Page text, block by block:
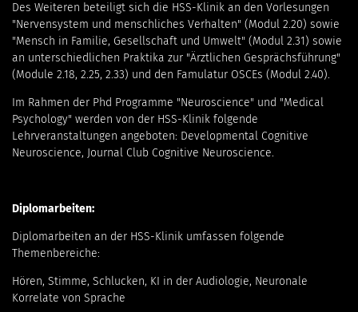
Des Weiteren beteiligt sich die HSS-Klinik an den Vorlesungen
"Nervensystem und menschliches Verhalten" (Modul 2.20) sowie
"Mensch in Familie, Gesellschaft und Umwelt" (Modul 2.31) sowie
an unterschiedlichen Praktika zur "Ärztlichen Gesprächsführung"
(Module 2.18, 2.25, 2.33) und den Famulatur OSCEs (Modul 2.40).
Im Rahmen der Phd Programme "Neuroscience" und "Medical
Psychology" werden von der HSS-Klinik folgende
Lehrveranstaltungen angeboten: Developmental Cognitive
Neuroscience, Journal Club Cognitive Neuroscience.
Diplomarbeiten:
Diplomarbeiten an der HSS-Klinik umfassen folgende
Themenbereiche:
Hören, Stimme, Schlucken, KI in der Audiologie, Neuronale
Korrelate von Sprache